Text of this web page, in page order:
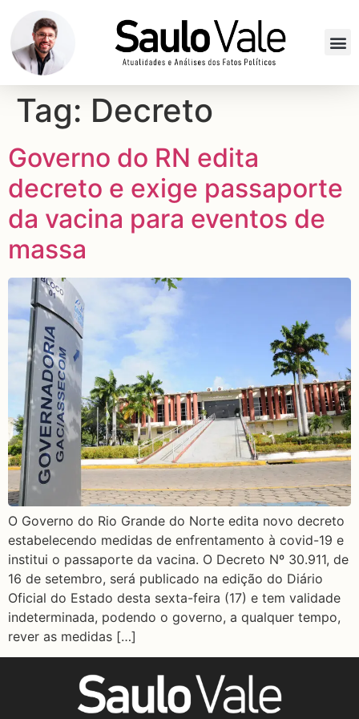
Tag: Decreto
Governo do RN edita
decreto e exige passaporte
da vacina para eventos de
massa
O Governo do Rio Grande do Norte edita novo decreto
estabelecendo medidas de enfrentamento à covid-19 e
institui o passaporte da vacina. O Decreto Nº 30.911, de
16 de setembro, será publicado na edição do Diário
Oficial do Estado desta sexta-feira (17) e tem validade
indeterminada, podendo o governo, a qualquer tempo,
rever as medidas […]